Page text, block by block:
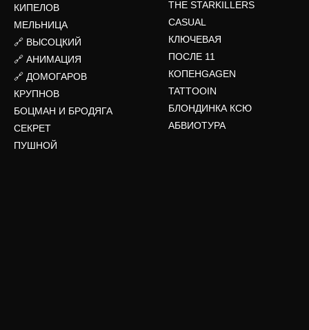
КИПЕЛОВ
МЕЛЬНИЦА
🔗 ВЫСОЦКИЙ
🔗 АНИМАЦИЯ
🔗 ДОМОГАРОВ
КРУПНОВ
БОЦМАН И БРОДЯГА
СЕКРЕТ
ПУШНОЙ
THE STARKILLERS
CASUAL
КЛЮЧЕВАЯ
ПОСЛЕ 11
КОПЕНGAGEN
TATTOOIN
БЛОНДИНКА КСЮ
АБВИОТУРА